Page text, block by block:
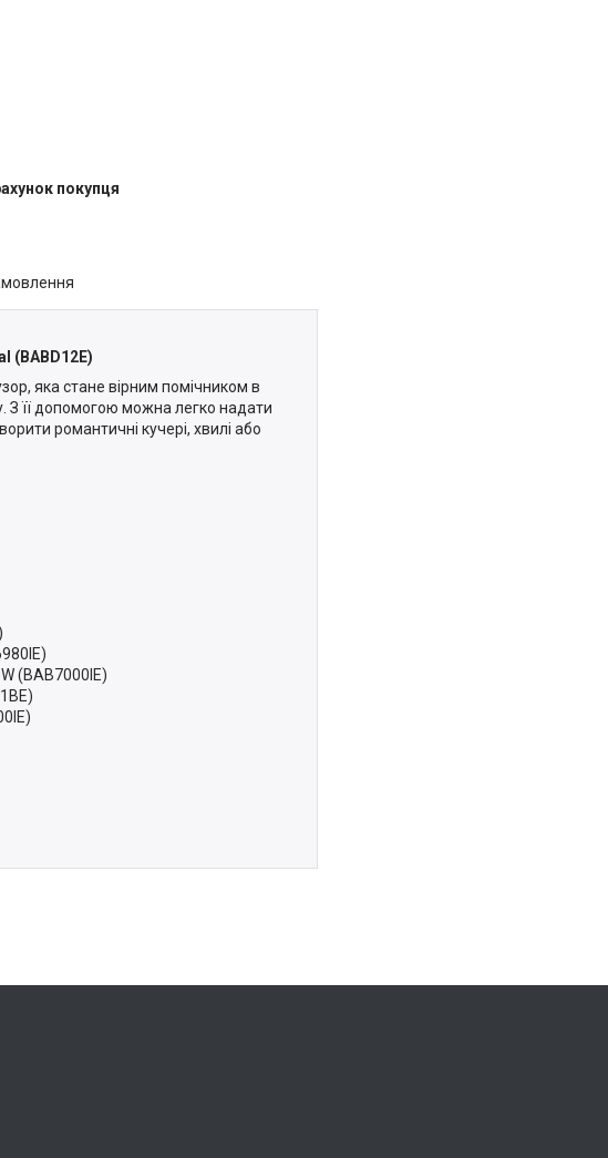
покупця
(BABD12E)
яка стане вірним помічником в
З її допомогою можна легко надати
романтичні кучері, хвилі або
(BAB7000IE)